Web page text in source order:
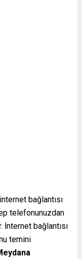
bağlantısı
telefonunuzdan
bağlantısı
temini